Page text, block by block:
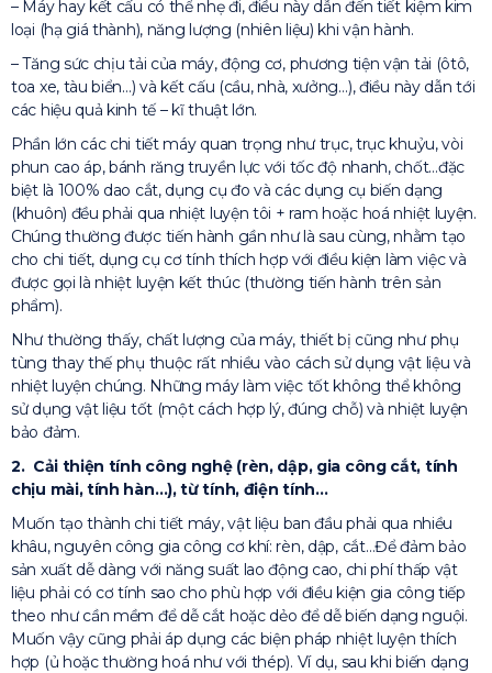
– Máy hay kết cấu có thể nhẹ đi, điều này dẫn đến tiết kiệm kim
loại (hạ giá thành), năng lượng (nhiên liệu) khi vận hành.
– Tăng sức chịu tải của máy, động cơ, phương tiện vận tải (ôtô,
toa xe, tàu biển…) và kết cấu (cầu, nhà, xưởng…), điều này dẫn tới
các hiệu quả kinh tế – kĩ thuật lớn.
Phần lớn các chi tiết máy quan trọng như trục, trục khuỷu, vòi
phun cao áp, bánh răng truyền lực với tốc độ nhanh, chốt…đặc
biệt là 100% dao cắt, dụng cụ đo và các dụng cụ biến dạng
(khuôn) đều phải qua nhiệt luyện tôi + ram hoặc hoá nhiệt luyện.
Chúng thường được tiến hành gần như là sau cùng, nhằm tạo
cho chi tiết, dụng cụ cơ tính thích hợp với điều kiện làm việc và
được gọi là nhiệt luyện kết thúc (thường tiến hành trên sản
phẩm).
Như thường thấy, chất lượng của máy, thiết bị cũng như phụ
tùng thay thế phụ thuộc rất nhiều vào cách sử dụng vật liệu và
nhiệt luyện chúng. Những máy làm việc tốt không thể không
sử dụng vật liệu tốt (một cách hợp lý, đúng chỗ) và nhiệt luyện
bảo đảm.
2. Cải thiện tính công nghệ (rèn, dập, gia công cắt, tính
chịu mài, tính hàn…), từ tính, điện tính…
Muốn tạo thành chi tiết máy, vật liệu ban đầu phải qua nhiều
khâu, nguyên công gia công cơ khí: rèn, dập, cắt…Để đảm bảo
sản xuất dễ dàng với năng suất lao động cao, chi phí thấp vật
liệu phải có cơ tính sao cho phù hợp với điều kiện gia công tiếp
theo như cần mềm để dễ cắt hoặc dẻo để dễ biến dạng nguội.
Muốn vậy cũng phải áp dụng các biện pháp nhiệt luyện thích
hợp (ủ hoặc thường hoá như với thép). Ví dụ, sau khi biến dạng